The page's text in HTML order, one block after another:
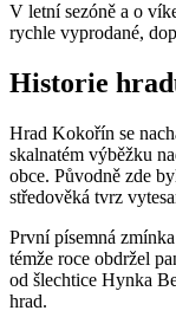
V letní sezóně a o
rychle vyprodané,
Historie
Hrad Kokořín se
skalnatém výběžku
obce. Původně zde
středověká tvrz
První písemná
témže roce obdržel
od šlechtice Hynka
hrad.